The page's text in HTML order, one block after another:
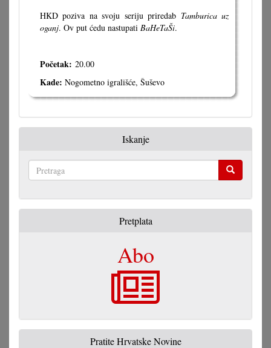
HKD poziva na svoju seriju priredab Tamburica uz
oganj. Ov put ćedu nastupati BaHeTaŠi.
Početak: 20.00
Kade: Nogometno igrališće, Šuševo
Iskanje
Pretplata
Abo
Pratite Hrvatske Novine